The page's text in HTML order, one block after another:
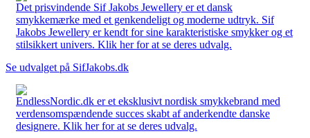
Det prisvindende Sif Jakobs Jewellery er et dansk
smykkemærke med et genkendeligt og moderne udtryk. Sif
Jakobs Jewellery er kendt for sine karakteristiske smykker og et
stilsikkert univers. Klik her for at se deres udvalg.
Se udvalget på SifJakobs.dk
EndlessNordic.dk er et eksklusivt nordisk smykkebrand med
verdensomspændende succes skabt af anderkendte danske
designere. Klik her for at se deres udvalg.